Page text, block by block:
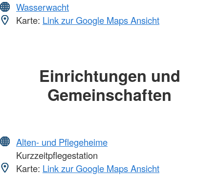
Wasserwacht
Karte: Link zur Google Maps Ansicht
Einrichtungen und
Gemeinschaften
Alten- und Pflegeheime
Kurzzeitpflegestation
Karte: Link zur Google Maps Ansicht